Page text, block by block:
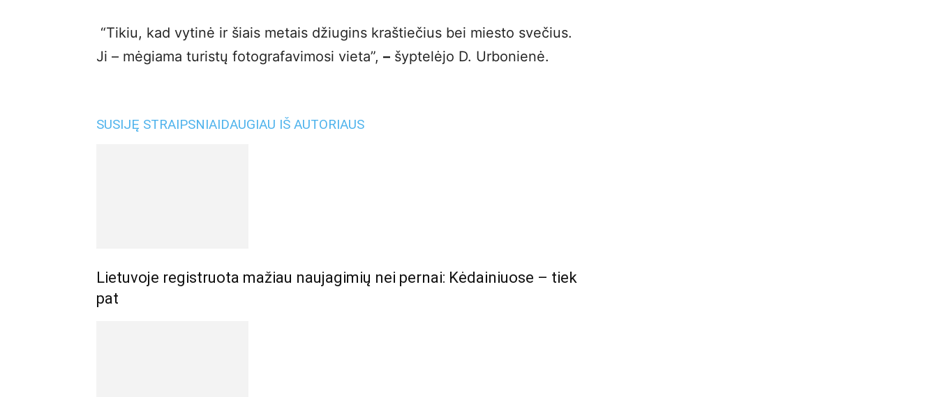
“Tikiu, kad vytinė ir šiais metais džiugins kraštiečius bei miesto svečius.
Ji – mėgiama turistų fotografavimosi vieta”, – šyptelėjo D. Urbonienė.
SUSIJĘ STRAIPSNIAIDAUGIAU IŠ AUTORIAUS
Lietuvoje registruota mažiau naujagimių nei pernai: Kėdainiuose – tiek
pat